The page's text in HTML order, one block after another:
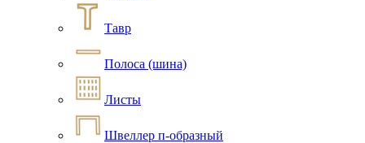
Тавр
Полоса (шина)
Листы
Швеллер п-образный